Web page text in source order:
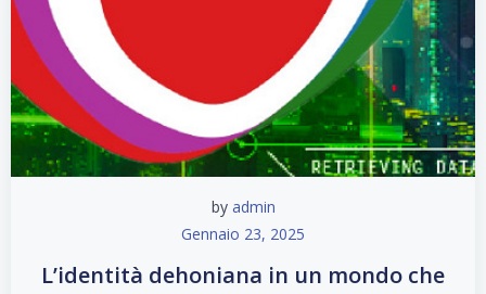
by admin
Gennaio 23, 2025
L’identità dehoniana in un mondo che